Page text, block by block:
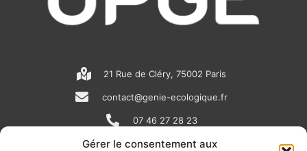
Gérer le consentement aux
21 Rue de Cléry, 75002 Paris
contact@genie-ecologique.fr
07 46 27 28 23